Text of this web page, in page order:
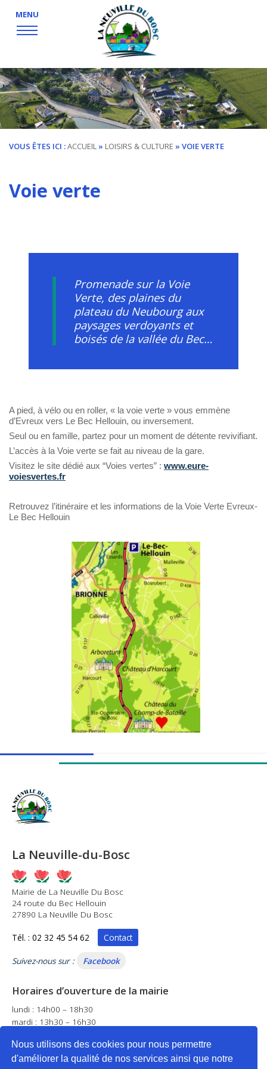
Nous utilisons des cookies pour nous permettre
d'améliorer la qualité de nos services ainsi que notre
MENU
VOUS ÊTES ICI :ACCUEIL » LOISIRS & CULTURE » VOIE VERTE
Voie verte
Promenade sur la Voie
Verte, des plaines du
plateau du Neubourg aux
paysages verdoyants et
boisés de la vallée du Bec…
A pied, à vélo ou en roller, « la voie verte » vous emmène
d’Evreux vers Le Bec Hellouin, ou inversement.
Seul ou en famille, partez pour un moment de détente revivifiant.
L’accès à la Voie verte se fait au niveau de la gare.
Visitez le site dédié aux “Voies vertes” : www.eure-
voiesvertes.fr
Retrouvez l’itinéraire et les informations de la Voie Verte Evreux-
Le Bec Hellouin
La Neuville-du-Bosc
Mairie de La Neuville Du Bosc
24 route du Bec Hellouin
27890 La Neuville Du Bosc
Tél. : 02 32 45 54 62 Contact
Suivez-nous sur : Facebook
Horaires d’ouverture de la mairie
lundi : 14h00 – 18h30
mardi : 13h30 – 16h30
jeudi : fermé
vendredi : 14h00 – 18h30